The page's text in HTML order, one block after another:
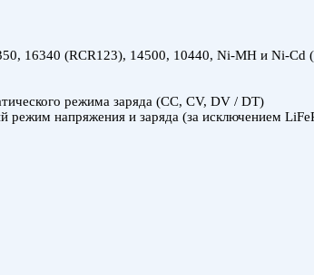
16340 (RCR123), 14500, 10440, Ni-MH и Ni-
режима заряда (CC, CV, DV / DT)
напряжения и заряда (за исключением